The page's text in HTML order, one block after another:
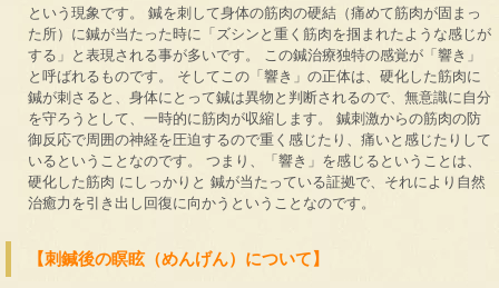
という現象です。 鍼を刺して身体の筋肉の硬結（痛めて筋肉が固まっ
た所）に鍼が当たった時に「ズシンと重く筋肉を掴まれたような感じが
する」と表現される事が多いです。 この鍼治療独特の感覚が「響き」
と呼ばれるものです。 そしてこの「響き」の正体は、硬化した筋肉に
鍼が刺さると、身体にとって鍼は異物と判断されるので、無意識に自分
を守ろうとして、一時的に筋肉が収縮します。 鍼刺激からの筋肉の防
御反応で周囲の神経を圧迫するので重く感じたり、痛いと感じたりして
いるということなのです。 つまり、「響き」を感じるということは、
硬化した筋肉 にしっかりと 鍼が当たっている証拠で、それにより自然
治癒力を引き出し回復に向かうということなのです。
【刺鍼後の瞑眩（めんげん）について】